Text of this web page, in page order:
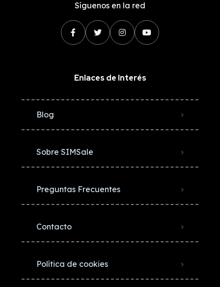
Síguenos en la red
Enlaces de Interés
Blog
Sobre SIMSale
Preguntas Frecuentes
Contacto
Política de cookies